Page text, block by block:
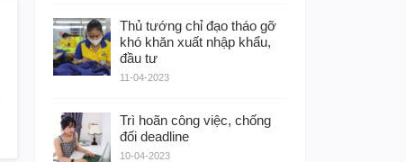
Thủ tướng chỉ đạo tháo gỡ
khó khăn xuất nhập khẩu,
đầu tư
11-04-2023
Trì hoãn công việc, chống
đối deadline
10-04-2023